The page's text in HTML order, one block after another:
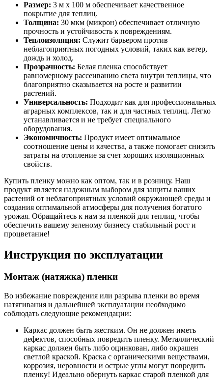
Размер: 3 м х 100 м обеспечивает качественное
покрытие для теплиц.
Толщина: 30 мкм (микрон) обеспечивает отличную
прочность и устойчивость к повреждениям.
Теплоизоляция: Служит барьером против
неблагоприятных погодных условий, таких как ветер,
дождь и холод.
Прозрачность: Белая пленка способствует
равномерному рассеиванию света внутри теплицы, что
благоприятно сказывается на росте и развитии
растений.
Универсальность: Подходит как для профессиональных
аграрных комплексов, так и для частных теплиц. Легко
устанавливается и не требует специального
оборудования.
Экономичность: Продукт имеет оптимальное
соотношение цены и качества, а также помогает снизить
затраты на отопление за счет хороших изоляционных
свойств.
Купить пленку можно как оптом, так и в розницу. Наш
продукт является надежным выбором для защиты ваших
растений от неблагоприятных условий окружающей среды и
создания оптимальной атмосферы для получения богатого
урожая. Обращайтесь к нам за пленкой для теплиц, чтобы
обеспечить вашему зеленому бизнесу стабильный рост и
процветание!
Инструкция по эксплуатации
Монтаж (натяжка) пленки
Во избежание повреждения или разрыва пленки во время
натягивания и дальнейшей эксплуатации необходимо
соблюдать следующие рекомендации:
Каркас должен быть жестким. Он не должен иметь
дефектов, способных повредить пленку. Металлический
каркас должен быть либо оцинкован, либо окрашен
светлой краской. Краска с органическими веществами,
коррозия, неровности и острые углы могут повредить
пленку! Идеально обернуть каркас старой пленкой для